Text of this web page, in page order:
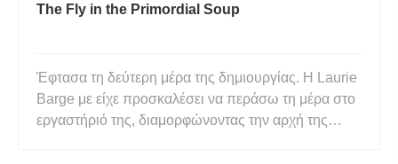
The Fly in the Primordial Soup
Έφτασα τη δεύτερη μέρα της δημιουργίας. Η Laurie
Barge με είχε προσκαλέσει να περάσω τη μέρα στο
εργαστήριό της, διαμορφώνοντας την αρχή της